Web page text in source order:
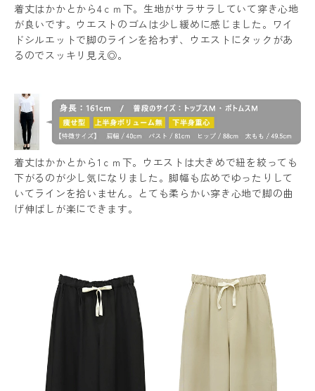
着丈はかかとから4ｃｍ下。生地がサラサラしていて穿き心地
が良いです。ウエストのゴムは少し緩めに感じました。ワイ
ドシルエットで脚のラインを拾わず、ウエストにタックがあ
るのでスッキリ見え◎。
着丈はかかとから1ｃｍ下。ウエストは大きめで紐を絞っても
下がるのが少し気になりました。脚幅も広めでゆったりして
いてラインを拾いません。とても柔らかい穿き心地で脚の曲
げ伸ばしが楽にできます。